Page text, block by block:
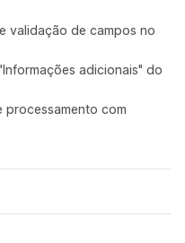
validação de campos no
adicionais" do
processamento com